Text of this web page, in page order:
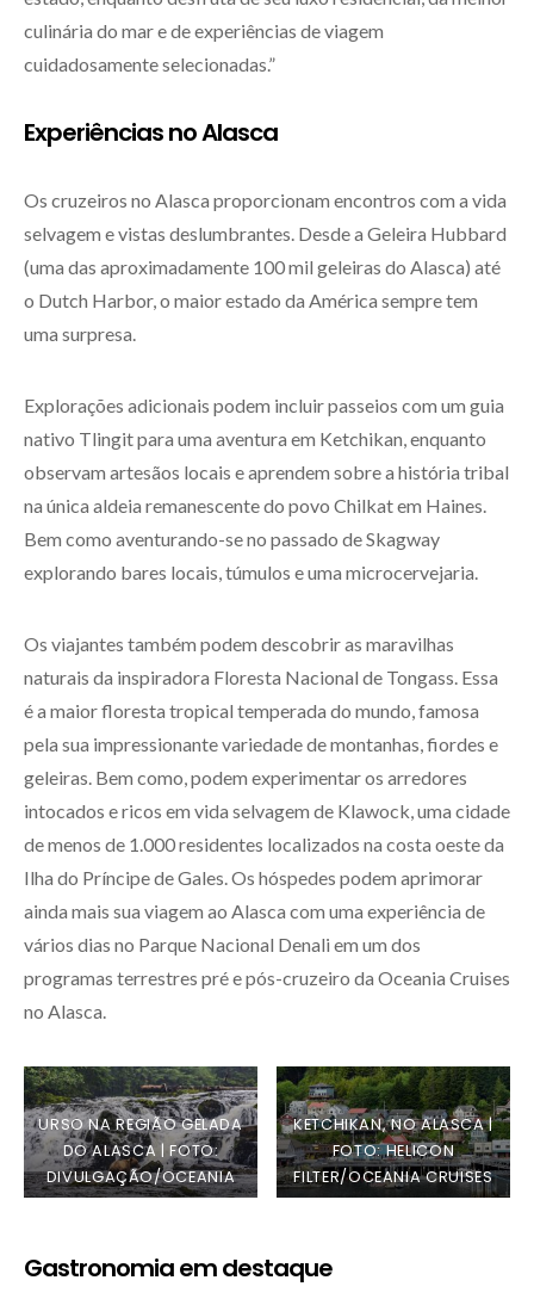
culinária do mar e de experiências de viagem
cuidadosamente selecionadas.”
Experiências no Alasca
Os cruzeiros no Alasca proporcionam encontros com a vida
selvagem e vistas deslumbrantes. Desde a Geleira Hubbard
(uma das aproximadamente 100 mil geleiras do Alasca) até
o Dutch Harbor, o maior estado da América sempre tem
uma surpresa.
Explorações adicionais podem incluir passeios com um guia
nativo Tlingit para uma aventura em Ketchikan, enquanto
observam artesãos locais e aprendem sobre a história tribal
na única aldeia remanescente do povo Chilkat em Haines.
Bem como aventurando-se no passado de Skagway
explorando bares locais, túmulos e uma microcervejaria.
Os viajantes também podem descobrir as maravilhas
naturais da inspiradora Floresta Nacional de Tongass. Essa
é a maior floresta tropical temperada do mundo, famosa
pela sua impressionante variedade de montanhas, fiordes e
geleiras. Bem como, podem experimentar os arredores
intocados e ricos em vida selvagem de Klawock, uma cidade
de menos de 1.000 residentes localizados na costa oeste da
Ilha do Príncipe de Gales. Os hóspedes podem aprimorar
ainda mais sua viagem ao Alasca com uma experiência de
vários dias no Parque Nacional Denali em um dos
programas terrestres pré e pós-cruzeiro da Oceania Cruises
no Alasca.
URSO NA REGIÃO GELADA
DO ALASCA | FOTO:
DIVULGAÇÃO/OCEANIA
CRUISES
KETCHIKAN, NO ALASCA |
FOTO: HELICON
FILTER/OCEANIA CRUISES
Gastronomia em destaque